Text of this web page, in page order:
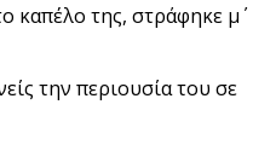
καπέλο της, στράφηκε μ΄
την περιουσία του σε